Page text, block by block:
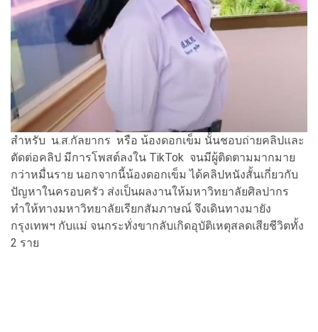
สำหรับ น.ส.กัลยากร หรือ น้องดอกเข็ม นั้นชอบถ่ายคลิปและ
ตัดต่อคลิป มีการโพสต์ลงใน TikTok จนมีผู้ติดตามมากมาย
กว่าหมื่นราย นอกจากนี้น้องดอกเข็ม ได้คลิปหนังสั้นเกี่ยวกับ
ปัญหาในครอบครัว ส่งเป็นผลงานให้มหาวิทยาลัยศิลปากร
ทำให้ทางมหาวิทยาลัยเรียกสัมภาษณ์ จึงเดินทางมายัง
กรุงเทพฯ กับแม่ จนกระทั่งขากลับเกิดอุบัติเหตุสลดเสียชีวิตทั้ง
2 ราย